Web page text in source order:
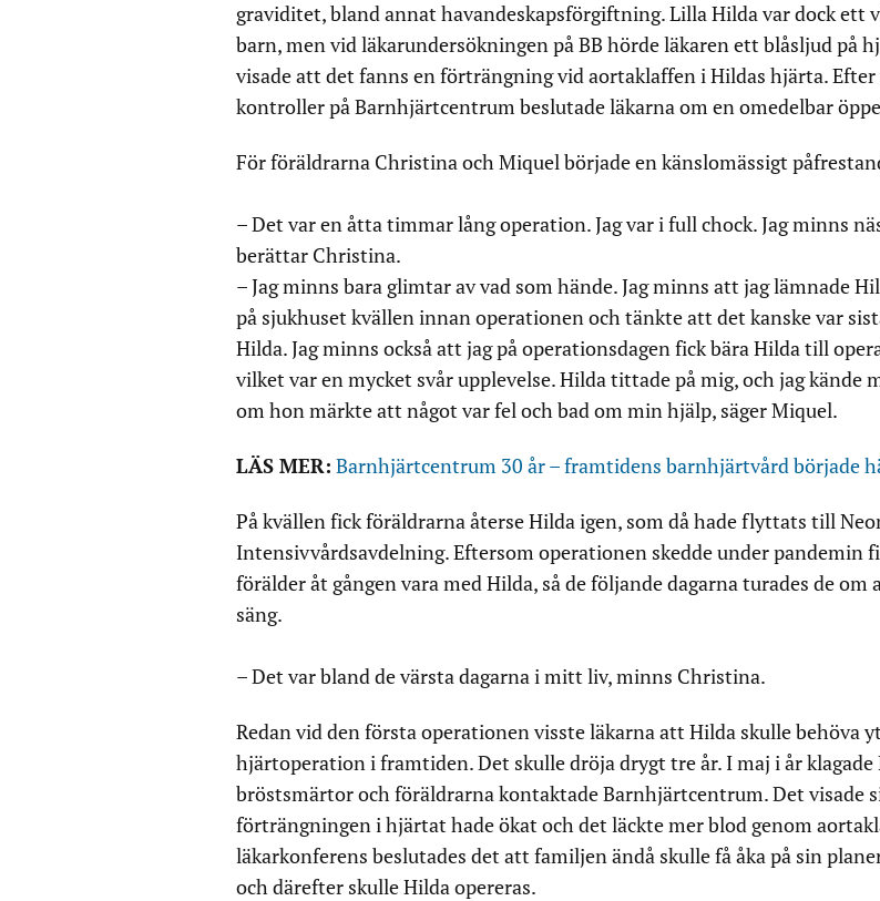
graviditet, bland annat havandeskapsförgiftning. Lilla Hilda var dock ett
barn, men vid läkarundersökningen på BB hörde läkaren ett blåsljud på
visade att det fanns en förträngning vid aortaklaffen i Hildas hjärta. Efter
kontroller på Barnhjärtcentrum beslutade läkarna om en omedelbar
För föräldrarna Christina och Miquel började en känslomässigt
– Det var en åtta timmar lång operation. Jag var i full chock. Jag minns
berättar Christina.
– Jag minns bara glimtar av vad som hände. Jag minns att jag lämnade
på sjukhuset kvällen innan operationen och tänkte att det kanske var
Hilda. Jag minns också att jag på operationsdagen fick bära Hilda till
vilket var en mycket svår upplevelse. Hilda tittade på mig, och jag kände
om hon märkte att något var fel och bad om min hjälp, säger Miquel.
LÄS MER: Barnhjärtcentrum 30 år – framtidens barnhjärtvård började
På kvällen fick föräldrarna återse Hilda igen, som då hade flyttats till
Intensivvårdsavdelning. Eftersom operationen skedde under pandemin
förälder åt gången vara med Hilda, så de följande dagarna turades de om
säng.
– Det var bland de värsta dagarna i mitt liv, minns Christina.
Redan vid den första operationen visste läkarna att Hilda skulle behöva
hjärtoperation i framtiden. Det skulle dröja drygt tre år. I maj i år klagade
bröstsmärtor och föräldrarna kontaktade Barnhjärtcentrum. Det visade
förträngningen i hjärtat hade ökat och det läckte mer blod genom
läkarkonferens beslutades det att familjen ändå skulle få åka på sin
och därefter skulle Hilda opereras.